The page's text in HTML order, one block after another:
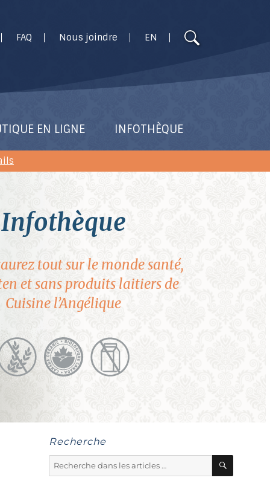
FAQ Nous joindre EN
haut
résultat
gestes
EN LIGNE INFOTHÈQUE
infothèque
tout sur le monde santé,
et sans produits laitiers de
Cuisine l’Angélique
Recherche
Recherche
pour :